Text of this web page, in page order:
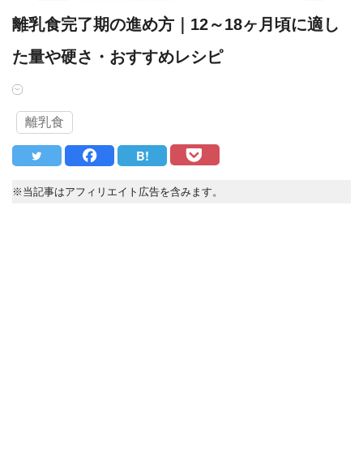
離乳食完了期の進め方｜12～18ヶ月頃に適し
た量や硬さ・おすすめレシピ
離乳食
B!
※当記事はアフィリエイト広告を含みます。